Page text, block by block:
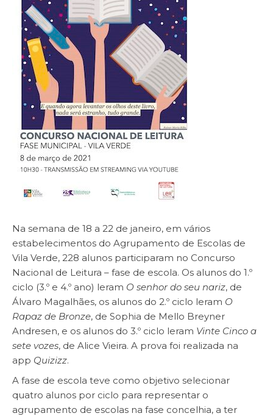
Na semana de 18 a 22 de janeiro, em vários
estabelecimentos do Agrupamento de Escolas de
Vila Verde, 228 alunos participaram no Concurso
Nacional de Leitura – fase de escola. Os alunos do 1.º
ciclo (3.º e 4.º ano) leram O senhor do seu nariz, de
Álvaro Magalhães, os alunos do 2.º ciclo leram O
Rapaz de Bronze, de Sophia de Mello Breyner
Andresen, e os alunos do 3.º ciclo leram Vinte Cinco a
sete vozes, de Alice Vieira. A prova foi realizada na
app Quizizz.
A fase de escola teve como objetivo selecionar
quatro alunos por ciclo para representar o
agrupamento de escolas na fase concelhia, a ter